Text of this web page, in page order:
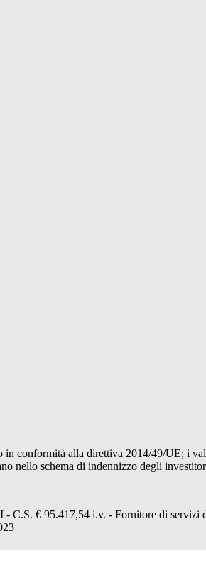
conformità alla direttiva 2014/49/UE; i
nello schema di indennizzo degli
€ 95.417,54 i.v. - Fornitore di servizi